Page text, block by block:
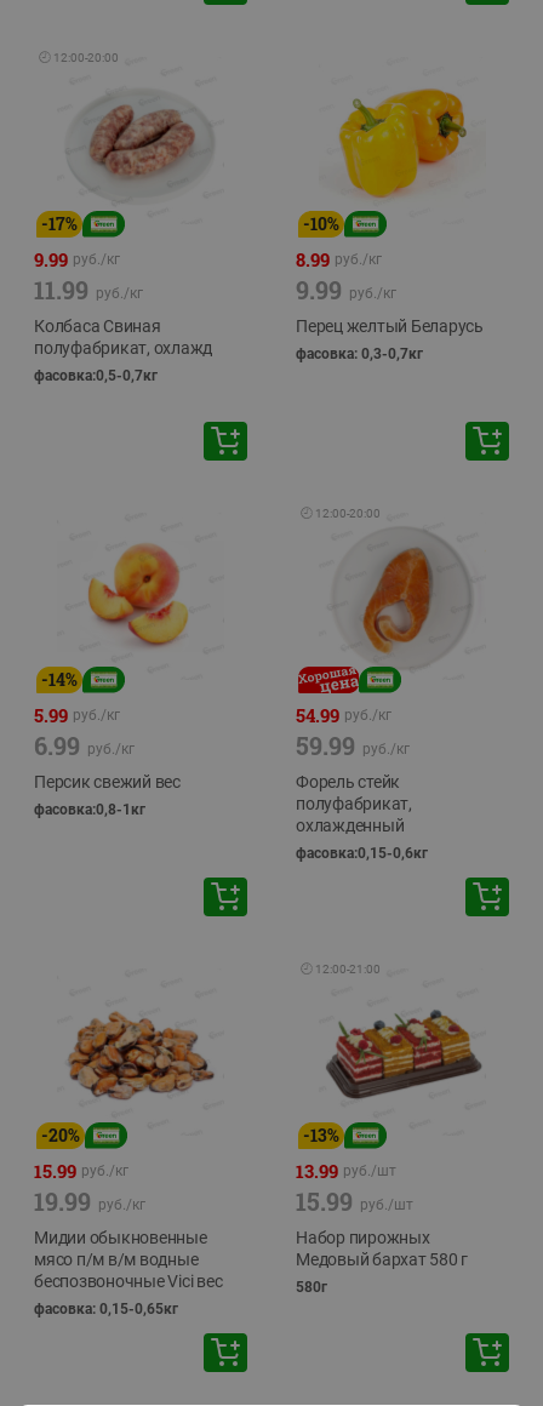
🕘 12:00-20:00
-17%
9.99 руб./кг
11.99 руб./кг
Колбаса Свиная
полуфабрикат, охлажд
фасовка:0,5-0,7кг
-10%
8.99 руб./кг
9.99 руб./кг
Перец желтый Беларусь
фасовка: 0,3-0,7кг
-14%
5.99 руб./кг
6.99 руб./кг
Персик свежий вес
фасовка:0,8-1кг
🕘 12:00-20:00
54.99 руб./кг
59.99 руб./кг
Форель стейк
полуфабрикат,
охлажденный
фасовка:0,15-0,6кг
-20%
15.99 руб./кг
19.99 руб./кг
Мидии обыкновенные
мясо п/м в/м водные
беспозвоночные Vici вес
фасовка: 0,15-0,65кг
🕘 12:00-21:00
-13%
13.99 руб./шт
15.99 руб./шт
Набор пирожных
Медовый бархат 580 г
580г